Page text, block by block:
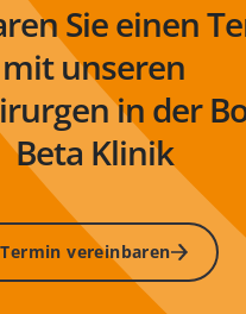
Sie einen
mit unseren
in der
Beta Klinik
Termin vereinbaren